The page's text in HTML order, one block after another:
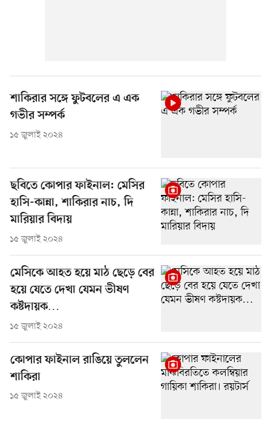
শাকিরার সঙ্গে ফুটবলের এ এক
গভীর সম্পর্ক
১৫ জুলাই ২০২৪
ছবিতে কোপার ফাইনাল: মেসির
হাসি-কান্না, শাকিরার নাচ, দি
মারিয়ার বিদায়
১৫ জুলাই ২০২৪
মেসিকে আহত হয়ে মাঠ ছেড়ে বের
হয়ে যেতে দেখা যেমন ভীষণ
কষ্টদায়ক…
১৫ জুলাই ২০২৪
কোপার ফাইনাল রাঙিয়ে তুললেন
শাকিরা
১৫ জুলাই ২০২৪